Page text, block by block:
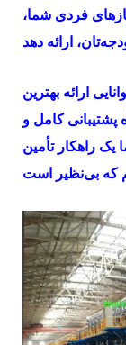
فردی شما،
ارائه بهترین
پشتیبانی کامل و
راهکار تأمین